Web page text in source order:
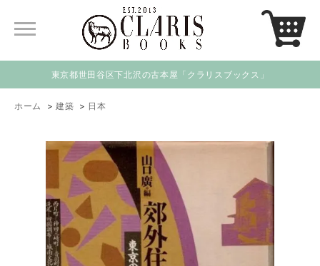
東京都世田谷区下北沢の古本屋「クラリスブックス」
ホーム > 建築 > 日本